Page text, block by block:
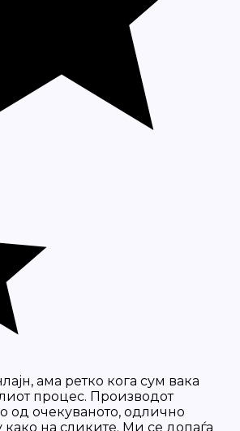
ама ретко кога сум вака
процес. Производот
од очекуваното, одлично
како на сликите. Ми се допаѓа